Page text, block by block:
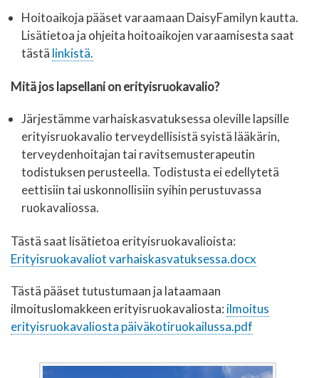
Hoitoaikoja pääset varaamaan DaisyFamilyn kautta.
Lisätietoa ja ohjeita hoitoaikojen varaamisesta saat
tästä linkistä.
Mitä jos lapsellani on erityisruokavalio?
Järjestämme varhaiskasvatuksessa oleville lapsille
erityisruokavalio terveydellisistä syistä lääkärin,
terveydenhoitajan tai ravitsemusterapeutin
todistuksen perusteella. Todistusta ei edellytetä
eettisiin tai uskonnollisiin syihin perustuvassa
ruokavaliossa.
Tästä saat lisätietoa erityisruokavalioista:
Erityisruokavaliot varhaiskasvatuksessa.docx
Tästä pääset tutustumaan ja lataamaan
ilmoituslomakkeen erityisruokavaliosta: ilmoitus
erityisruokavaliosta päiväkotiruokailussa.pdf